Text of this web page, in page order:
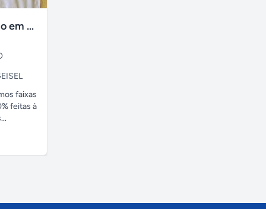
faixas no tecido em ate 24H
faixas
feitas à